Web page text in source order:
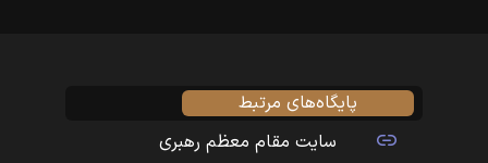
پایگاه‌های مرتبط
سایت مقام معظم رهبری